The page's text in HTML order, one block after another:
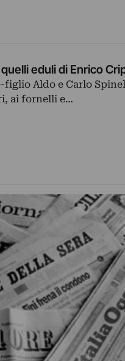
eduli di Enrico
Aldo e Carlo
ai fornelli e…